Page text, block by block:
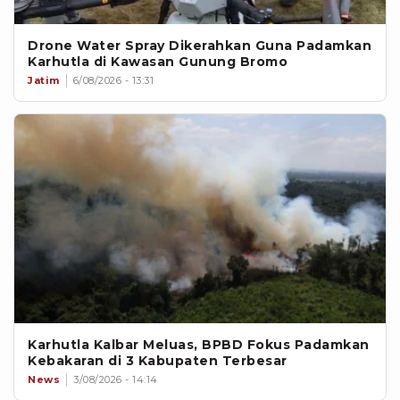
Drone Water Spray Dikerahkan Guna Padamkan
Karhutla di Kawasan Gunung Bromo
Jatim 6/08/2026 - 13:31
Karhutla Kalbar Meluas, BPBD Fokus Padamkan
Kebakaran di 3 Kabupaten Terbesar
News 3/08/2026 - 14:14